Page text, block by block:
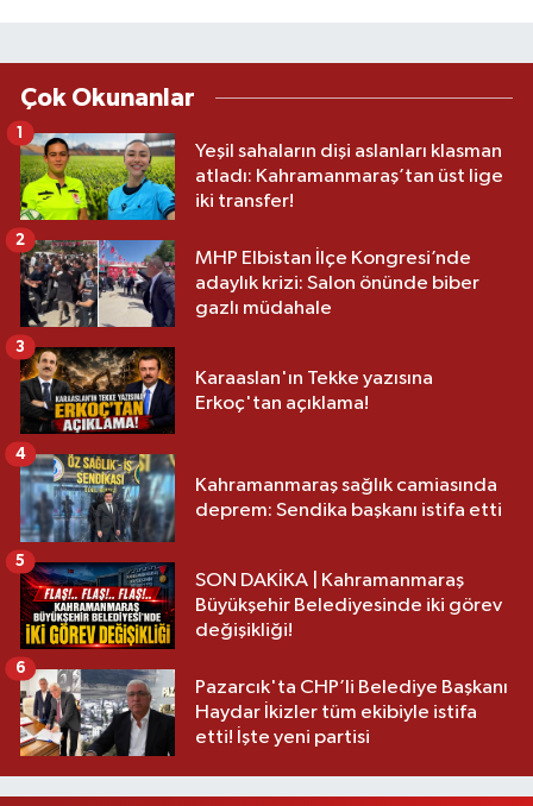
Çok Okunanlar
Yeşil sahaların dişi aslanları klasman
atladı: Kahramanmaraş’tan üst lige
iki transfer!
1
MHP Elbistan İlçe Kongresi’nde
adaylık krizi: Salon önünde biber
gazlı müdahale
2
Karaaslan'ın Tekke yazısına
Erkoç'tan açıklama!
3
Kahramanmaraş sağlık camiasında
deprem: Sendika başkanı istifa etti
4
SON DAKİKA | Kahramanmaraş
Büyükşehir Belediyesinde iki görev
değişikliği!
5
Pazarcık'ta CHP’li Belediye Başkanı
Haydar İkizler tüm ekibiyle istifa
etti! İşte yeni partisi
6